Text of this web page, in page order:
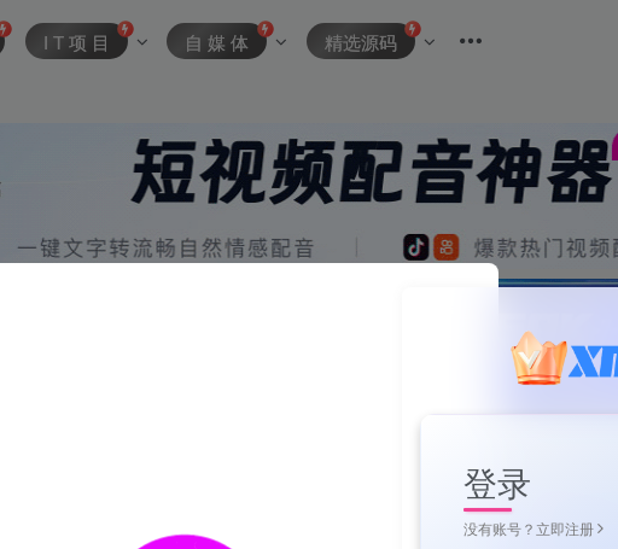
I T 项 目 自 媒 体 精选源码
登录
没有账号？立即注册